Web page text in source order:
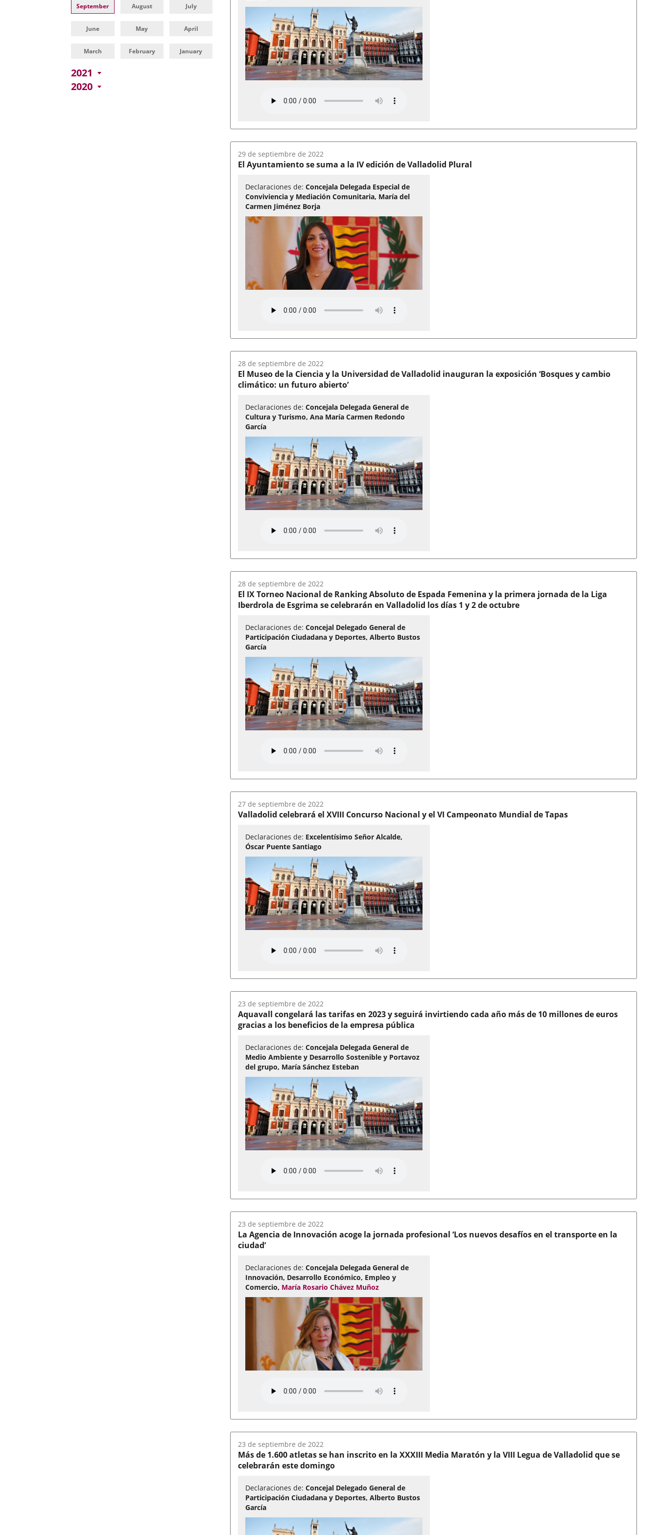
externa.externa.
externa.
September August July
June May April
March February January
2021
2020
Fecha
del
29 de septiembre de 2022
El Ayuntamiento se suma a la IV edición de Valladolid Plural
Declaraciones de:Concejala Delegada Especial de
Conviviencia y Mediación Comunitaria, María del
Carmen Jiménez Borja
Fecha
del
audio:
28 de septiembre de 2022
El Museo de la Ciencia y la Universidad de Valladolid inauguran la exposición ‘Bosques y cambio
climático: un futuro abierto’
Declaraciones de:Concejala Delegada General de
Cultura y Turismo, Ana María Carmen Redondo
García
Fecha
del
audio:
28 de septiembre de 2022
El IX Torneo Nacional de Ranking Absoluto de Espada Femenina y la primera jornada de la Liga
Iberdrola de Esgrima se celebrarán en Valladolid los días 1 y 2 de octubre
Declaraciones de:Concejal Delegado General de
Participación Ciudadana y Deportes, Alberto Bustos
García
Fecha
del
27 de septiembre de 2022
Valladolid celebrará el XVIII Concurso Nacional y el VI Campeonato Mundial de Tapas
Declaraciones de: Excelentísimo Señor Alcalde,
Óscar Puente Santiago
Fecha
del
audio:
23 de septiembre de 2022
Aquavall congelará las tarifas en 2023 y seguirá invirtiendo cada año más de 10 millones de euros
gracias a los beneficios de la empresa pública
Declaraciones de:Concejala Delegada General de
Medio Ambiente y Desarrollo Sostenible y Portavoz
del grupo, María Sánchez Esteban
Fecha
del
audio:
23 de septiembre de 2022
La Agencia de Innovación acoge la jornada profesional ‘Los nuevos desafíos en el transporte en la
ciudad’
Declaraciones de:Concejala Delegada General de
Innovación, Desarrollo Económico, Empleo y
Comercio, María Rosario Chávez Muñoz
Fecha
del
audio:
23 de septiembre de 2022
Más de 1.600 atletas se han inscrito en la XXXIII Media Maratón y la VIII Legua de Valladolid que se
celebrarán este domingo
Declaraciones de:Concejal Delegado General de
Participación Ciudadana y Deportes, Alberto Bustos
García